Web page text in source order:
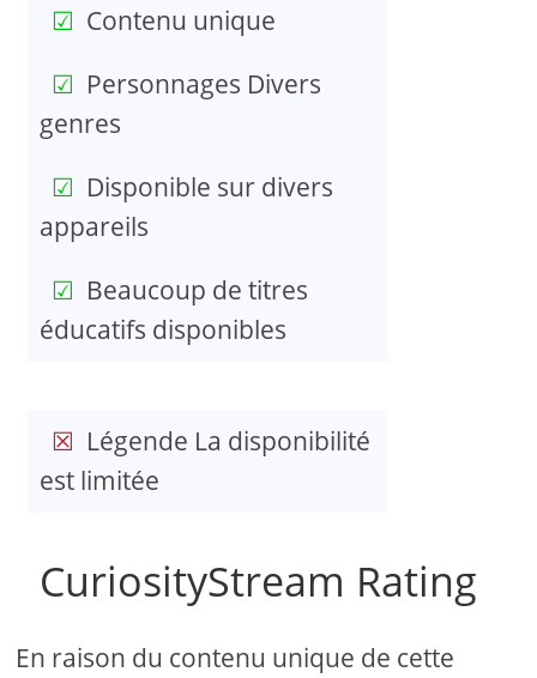
Contenu unique
Personnages Divers
genres
Disponible sur divers
appareils
Beaucoup de titres
éducatifs disponibles
Légende La disponibilité
est limitée
CuriosityStream Rating
En raison du contenu unique de cette